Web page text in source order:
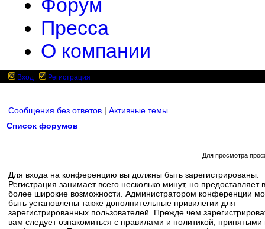
Форум
Пресса
О компании
Вход Регистрация
Сообщения без ответов | Активные темы
Список форумов
Для просмотра
Для входа на конференцию вы должны быть зарегистрированы.
Регистрация занимает всего несколько минут, но предоставляет
более широкие возможности. Администратором конференции
быть установлены также дополнительные привилегии для
зарегистрированных пользователей. Прежде чем
вам следует ознакомиться с правилами и политикой, принятыми